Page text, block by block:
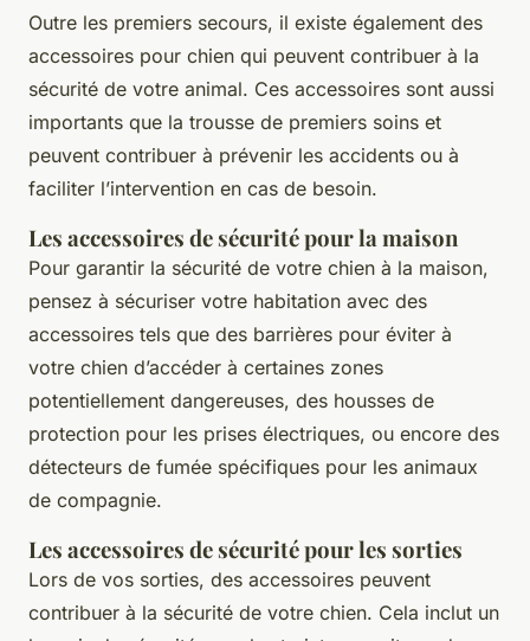
Outre les premiers secours, il existe également des
accessoires pour chien qui peuvent contribuer à la
sécurité de votre animal. Ces accessoires sont aussi
importants que la trousse de premiers soins et
peuvent contribuer à prévenir les accidents ou à
faciliter l’intervention en cas de besoin.
Les accessoires de sécurité pour la maison
Pour garantir la sécurité de votre chien à la maison,
pensez à sécuriser votre habitation avec des
accessoires tels que des barrières pour éviter à
votre chien d’accéder à certaines zones
potentiellement dangereuses, des housses de
protection pour les prises électriques, ou encore des
détecteurs de fumée spécifiques pour les animaux
de compagnie.
Les accessoires de sécurité pour les sorties
Lors de vos sorties, des accessoires peuvent
contribuer à la sécurité de votre chien. Cela inclut un